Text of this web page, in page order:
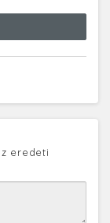
eredeti